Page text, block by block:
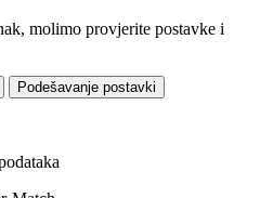
molimo provjerite postavke i
Podešavanje postavki